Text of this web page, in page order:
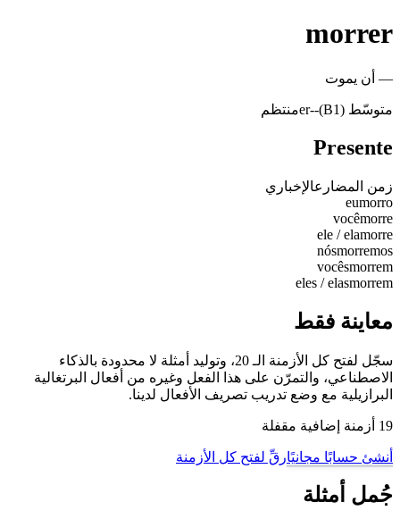
morrer
— أن يموت
متوسّط (B1) -
-er منتظم
Presente
زمن المضارعالإخباري
eumorro
vocêmorre
ele / elamorre
nósmorremos
vocêsmorrem
eles / elasmorrem
معاينة فقط
سجّل لفتح كل الأزمنة الـ 20، وتوليد أمثلة لا محدودة بالذكاء
الاصطناعي، والتمرّن على هذا الفعل وغيره من أفعال البرتغالية
البرازيلية مع وضع تدريب تصريف الأفعال لدينا.
19 أزمنة إضافية مقفلة
أنشئ حسابًا مجانيًارقِّ لفتح كل الأزمنة
جُمل أمثلة